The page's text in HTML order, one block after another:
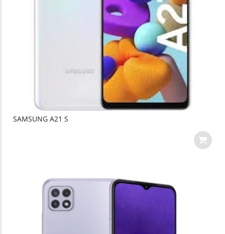
SAMSUNG A21 S